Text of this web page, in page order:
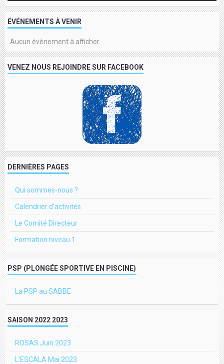
ÉVÉNEMENTS À VENIR
Aucun évènement à afficher.
VENEZ NOUS REJOINDRE SUR FACEBOOK
DERNIÈRES PAGES
Qui sommes-nous ?
Calendrier d'activités
Le Comité Directeur
Formation niveau 1
PSP (PLONGÉE SPORTIVE EN PISCINE)
La PSP au SABBE
SAISON 2022 2023
ROSAS Juin 2023
L'ESCALA Mai 2023